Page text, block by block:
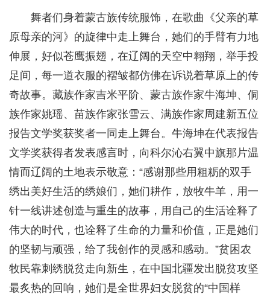
舞者们身着蒙古族传统服饰，在歌曲《父亲的草
原母亲的河》的旋律中走上舞台，她们的手臂有力地
伸展，好似苍鹰振翅，在辽阔的天空中翱翔，举手投
足间，每一道衣服的褶皱都仿佛在诉说着草原上的传
奇故事。藏族作家吉米平阶、蒙古族作家牛海坤、侗
族作家姚瑶、苗族作家张雪云、满族作家周建新五位
报告文学奖获奖者一同走上舞台。牛海坤在代表报告
文学奖获得者发表感言时，向科尔沁右翼中旗那片温
情而辽阔的土地表示敬意：“感谢那些用粗粝的双手
绣出美好生活的绣娘们，她们耕作，放牧牛羊，用一
针一线讲述创造与重生的故事，用自己的生活诠释了
伟大的时代，也诠释了生命的力量和价值，正是她们
的坚韧与顽强，给了我创作的灵感和感动。”贫困农
牧民靠刺绣脱贫走向新生，在中国北疆发出脱贫攻坚
最炙热的回响，她们是全世界妇女脱贫的“中国样